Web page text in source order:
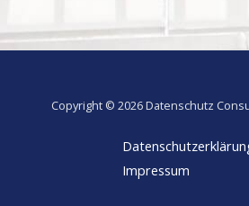
Copyright © 2026 Datenschutz
Impressum